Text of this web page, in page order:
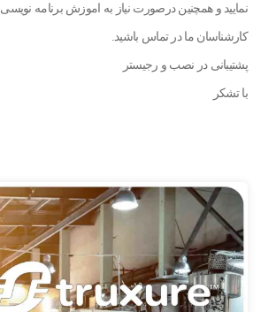
نمایید و همچنین درصورت نیاز به اموزش برنامه
کارشناسان ما در تماس باشید.
پشتیبانی در نصب و رجیستر
با تشکر